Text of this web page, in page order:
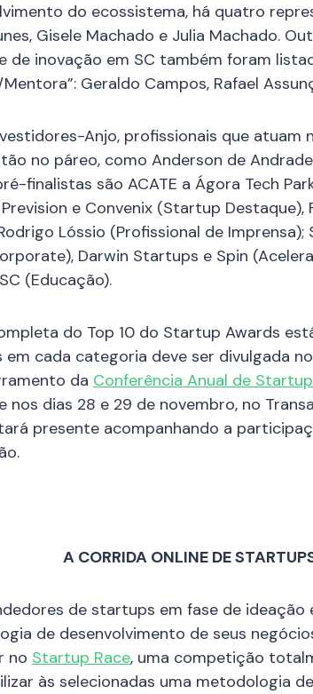
do ecossistema, há quatro
Gisele Machado e Julia Machado.
de inovação em SC também foram
Geraldo Campos, Rafael
Anjo, profissionais que
no páreo, como Anderson de
finalistas são ACATE a Ágora Tech
e Convenix (Startup
Lóssio (Profissional de
Darwin Startups e Spin
(Educação).
do Top 10 do Startup Awards
em cada categoria deve ser divulgada
da Conferência Anual de
nos dias 28 e 29 de novembro, no
presente acompanhando a
A CORRIDA ONLINE DE
de startups em fase de
de desenvolvimento de seus
no Startup Race, uma competição
às selecionadas uma metodologia